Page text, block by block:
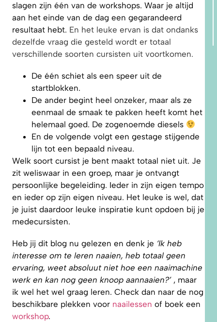
slagen zijn één van de workshops. Waar je altijd
aan het einde van de dag een gegarandeerd
resultaat hebt. En het leuke ervan is dat ondanks
dezelfde vraag die gesteld wordt er totaal
verschillende soorten cursisten uit voortkomen.
De één schiet als een speer uit de
startblokken.
De ander begint heel onzeker, maar als ze
eenmaal de smaak te pakken heeft komt het
helemaal goed. De zogenoemde diesels
En de volgende volgt een gestage stijgende
lijn tot een bepaald niveau.
Welk soort cursist je bent maakt totaal niet uit. Je
zit weliswaar in een groep, maar je ontvangt
persoonlijke begeleiding. Ieder in zijn eigen tempo
en ieder op zijn eigen niveau. Het leuke is wel, dat
je juist daardoor leuke inspiratie kunt opdoen bij je
medecursisten.
Heb jij dit blog nu gelezen en denk je ‘Ik heb
interesse om te leren naaien, heb totaal geen
ervaring, weet absoluut niet hoe een naaimachine
werk en kan nog geen knoop aannaaien?’ , maar
ik wel het wel graag leren. Check dan naar de nog
beschikbare plekken voor naailessen of boek een
workshop.